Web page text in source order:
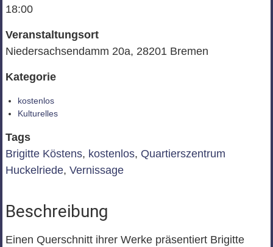
18:00
Veranstaltungsort
Niedersachsendamm 20a, 28201 Bremen
Kategorie
kostenlos
Kulturelles
Tags
Brigitte Köstens, kostenlos, Quartierszentrum
Huckelriede, Vernissage
Beschreibung
Einen Querschnitt ihrer Werke präsentiert Brigitte